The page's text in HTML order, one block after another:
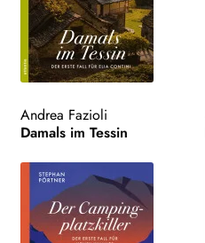
Andrea Fazioli
Damals im Tessin